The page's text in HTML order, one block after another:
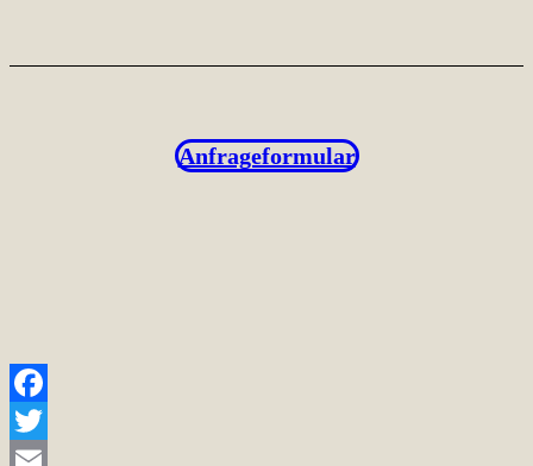
Anfrageformular
Facebook
Twitter